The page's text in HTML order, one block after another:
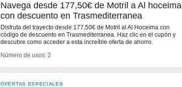
Navega desde 177,50€ de Motril a Al hoceima
con descuento en Trasmediterranea
Disfruta del trayecto desde 177,50€ de Motril al Al Hoceima con
código de descuento en Trasmediterranea. Haz clic en el cupón y
descubre como acceder a esta increíble oferta de ahorro.
Número de usos: 2
OFERTAS ESPECIALES